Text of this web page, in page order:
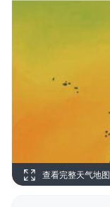
查看完整天气地图